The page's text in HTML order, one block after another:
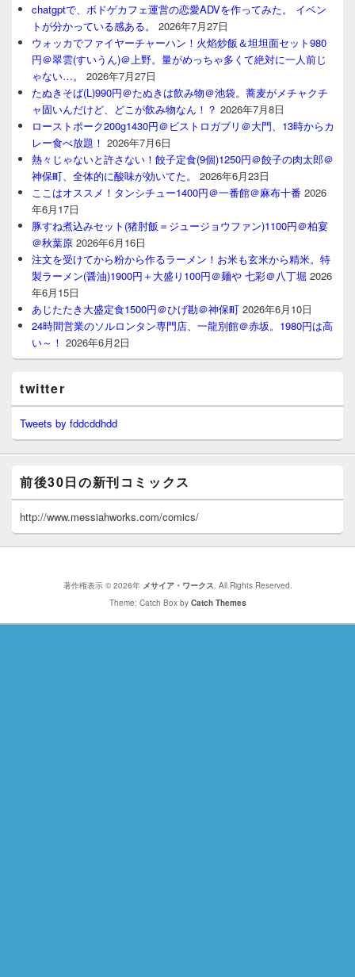
chatgptで、ボドゲカフェ運営の恋愛ADVを作ってみた。 イベン
トが分かっている感ある。
2026年7月27日
ウォッカでファイヤーチャーハン！火焰炒飯＆坦坦面セット980
円＠翠雲(すいうん)＠上野。量がめっちゃ多くて絶対に一人前じ
ゃない…。
2026年7月27日
たぬきそば(L)990円＠たぬきは飲み物＠池袋。蕎麦がメチャクチ
ャ固いんだけど、どこが飲み物なん！？ 2026年7月8日
ローストポーク200g1430円＠ビストロガブリ＠大門、13時からカ
レー食べ放題！ 2026年7月6日
熱々じゃないと許さない！餃子定食(9個)1250円＠餃子の肉太郎＠
神保町、全体的に酸味が効いてた。
2026年6月23日
ここはオススメ！タンシチュー1400円＠一番館＠麻布十番 2026
年6月17日
豚すね煮込みセット(猪肘飯＝ジュージョウファン)1100円＠柏宴
＠秋葉原 2026年6月16日
注文を受けてから粉から作るラーメン！お米も玄米から精米。特
製ラーメン(醤油)1900円＋大盛り100円＠麺や 七彩＠八丁堀 2026
年6月15日
あじたたき大盛定食1500円＠ひげ勘＠神保町 2026年6月10日
24時間営業のソルロンタン専門店、一龍別館＠赤坂。1980円は高
い～！ 2026年6月2日
twitter
Tweets by fddcddhdd
前後30日の新刊コミックス
http://www.messiahworks.com/comics/
著作権表示 © 2026年 メサイア・ワークス. All Rights Reserved.
Theme: Catch Box by Catch Themes